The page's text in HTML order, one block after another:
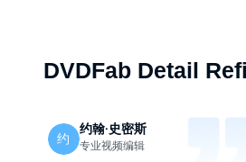
DVDFab Detail
约
约翰·史密斯
专业视频编辑